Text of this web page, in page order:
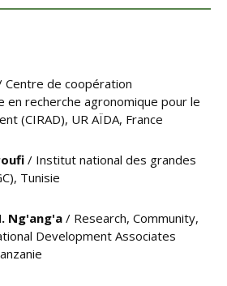
Centre de coopération
en recherche agronomique pour le
(CIRAD), UR AÏDA, France
/ Institut national des grandes
Tunisie
Ng'ang'a / Research, Community,
Development Associates